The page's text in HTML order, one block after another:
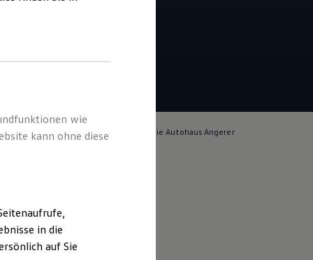
für die Inhalte auf dieser Seite ist die Autohaus Angerer
wie
kann ohne diese
in die
auf Sie